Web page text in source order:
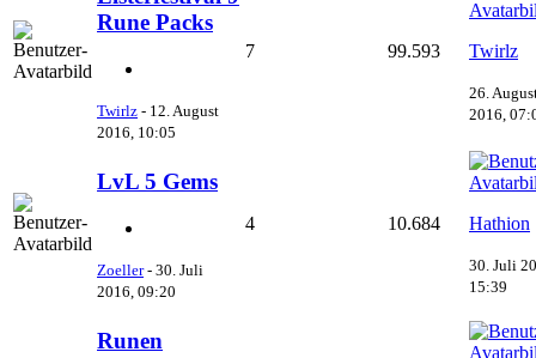
Rune Packs
Twirlz - 12. August
2016, 10:05
7 99.593 Twirlz
26.
2016,
LvL 5 Gems
Zoeller- 30. Juli
2016, 09:20
4 10.684 Hathion
30. Juli
15:39
Runen